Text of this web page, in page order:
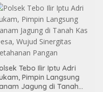
Tebo Ilir Iptu Adri
Pimpin Langsung
Jagung di Tanah